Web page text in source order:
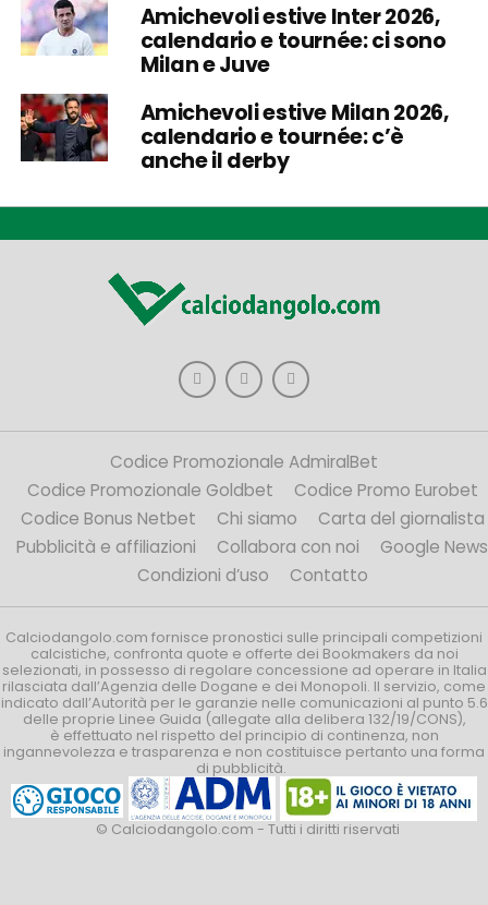
Amichevoli estive Inter 2026,
calendario e tournée: ci sono
Milan e Juve
Amichevoli estive Milan 2026,
calendario e tournée: c’è
anche il derby
Codice Promozionale AdmiralBet
Codice Promozionale Goldbet
Codice Promo Eurobet
Codice Bonus Netbet
Chi siamo
Carta del giornalista
Pubblicità e affiliazioni
Collabora con noi
Google News
Condizioni d’uso
Contatto
Calciodangolo.com fornisce pronostici sulle principali competizioni
calcistiche, confronta quote e offerte dei Bookmakers da noi
selezionati, in possesso di regolare concessione ad operare in Italia
rilasciata dall’Agenzia delle Dogane e dei Monopoli. Il servizio, come
indicato dall’Autorità per le garanzie nelle comunicazioni al punto 5.6
delle proprie Linee Guida (allegate alla delibera 132/19/CONS),
è effettuato nel rispetto del principio di continenza, non
ingannevolezza e trasparenza e non costituisce pertanto una forma
di pubblicità.
© Calciodangolo.com - Tutti i diritti riservati